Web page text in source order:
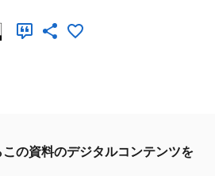
この資料のデジタルコンテンツを